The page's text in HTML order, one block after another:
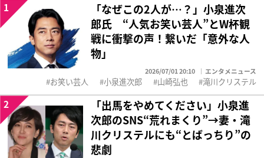
「なぜこの2人が…？」小泉進次
郎氏 “人気お笑い芸人”とW杯観
戦に衝撃の声！繋いだ「意外な人
物」
2026/07/01 20:10 エンタメニュース
1
お笑い芸人 小泉進次郎 山崎弘也 滝川クリステル
「出馬をやめてください」小泉進
次郎のSNS“荒れまくり”→妻・滝
川クリステルにも“とばっちり”の
悲劇
2